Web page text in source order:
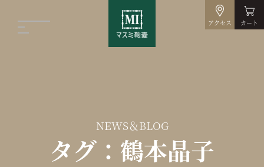
アクセス カート
NEWS＆BLOG
タグ：鶴本晶子